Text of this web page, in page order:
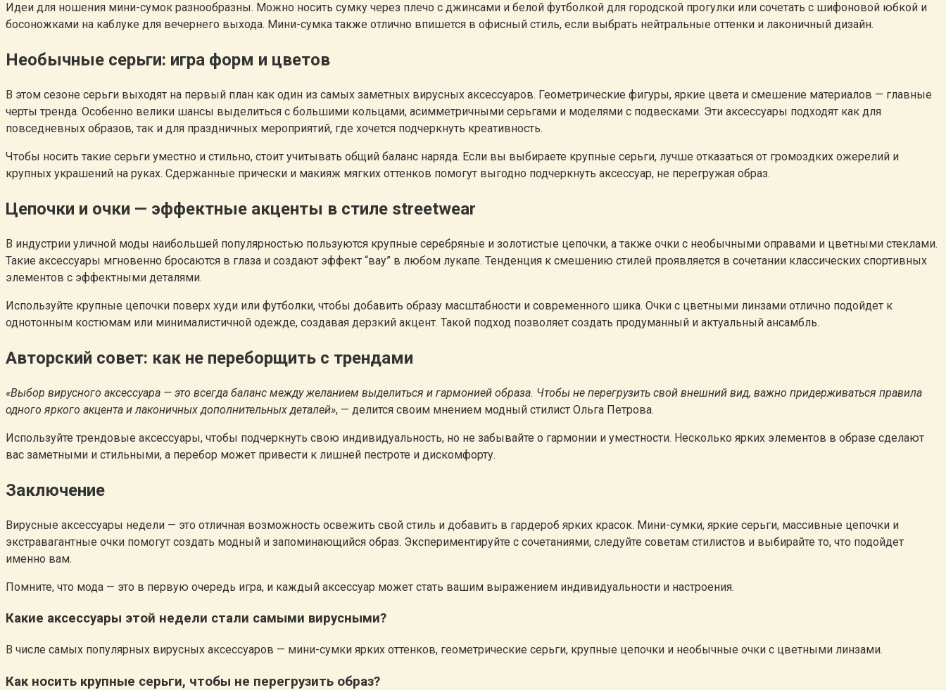
Идеи для ношения мини-сумок разнообразны. Можно носить сумку через плечо с джинсами и белой футболкой для городской прогулки или сочетать с шифоновой юбкой и
босоножками на каблуке для вечернего выхода. Мини-сумка также отлично впишется в офисный стиль, если выбрать нейтральные оттенки и лаконичный дизайн.
Необычные серьги: игра форм и цветов
В этом сезоне серьги выходят на первый план как один из самых заметных вирусных аксессуаров. Геометрические фигуры, яркие цвета и смешение материалов — главные
черты тренда. Особенно велики шансы выделиться с большими кольцами, асимметричными серьгами и моделями с подвесками. Эти аксессуары подходят как для
повседневных образов, так и для праздничных мероприятий, где хочется подчеркнуть креативность.
Чтобы носить такие серьги уместно и стильно, стоит учитывать общий баланс наряда. Если вы выбираете крупные серьги, лучше отказаться от громоздких ожерелий и
крупных украшений на руках. Сдержанные прически и макияж мягких оттенков помогут выгодно подчеркнуть аксессуар, не перегружая образ.
Цепочки и очки — эффектные акценты в стиле streetwear
В индустрии уличной моды наибольшей популярностью пользуются крупные серебряные и золотистые цепочки, а также очки с необычными оправами и цветными стеклами.
Такие аксессуары мгновенно бросаются в глаза и создают эффект “вау” в любом лукапе. Тенденция к смешению стилей проявляется в сочетании классических спортивных
элементов с эффектными деталями.
Используйте крупные цепочки поверх худи или футболки, чтобы добавить образу масштабности и современного шика. Очки с цветными линзами отлично подойдет к
однотонным костюмам или минималистичной одежде, создавая дерзкий акцент. Такой подход позволяет создать продуманный и актуальный ансамбль.
Авторский совет: как не переборщить с трендами
«Выбор вирусного аксессуара — это всегда баланс между желанием выделиться и гармонией образа. Чтобы не перегрузить свой внешний вид, важно придерживаться правила
одного яркого акцента и лаконичных дополнительных деталей», — делится своим мнением модный стилист Ольга Петрова.
Используйте трендовые аксессуары, чтобы подчеркнуть свою индивидуальность, но не забывайте о гармонии и уместности. Несколько ярких элементов в образе сделают
вас заметными и стильными, а перебор может привести к лишней пестроте и дискомфорту.
Заключение
Вирусные аксессуары недели — это отличная возможность освежить свой стиль и добавить в гардероб ярких красок. Мини-сумки, яркие серьги, массивные цепочки и
экстравагантные очки помогут создать модный и запоминающийся образ. Экспериментируйте с сочетаниями, следуйте советам стилистов и выбирайте то, что подойдет
именно вам.
Помните, что мода — это в первую очередь игра, и каждый аксессуар может стать вашим выражением индивидуальности и настроения.
Какие аксессуары этой недели стали самыми вирусными?
В числе самых популярных вирусных аксессуаров — мини-сумки ярких оттенков, геометрические серьги, крупные цепочки и необычные очки с цветными линзами.
Как носить крупные серьги, чтобы не перегрузить образ?